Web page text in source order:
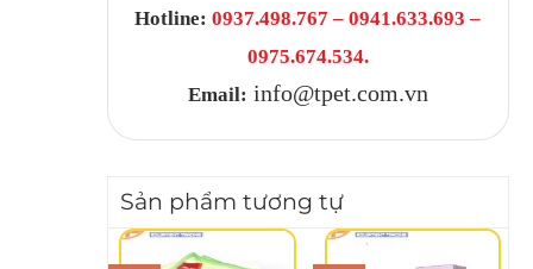
Hotline: 0937.498.767 – 0941.633.693 –
0975.674.534.
Email: info@tpet.com.vn
Sản phẩm tương tự